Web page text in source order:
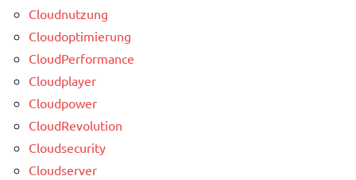
Cloudnutzung
Cloudoptimierung
CloudPerformance
Cloudplayer
Cloudpower
CloudRevolution
Cloudsecurity
Cloudserver